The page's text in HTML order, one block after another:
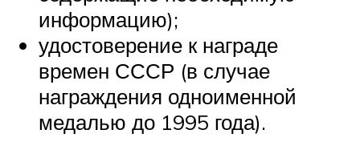
информацию);
удостоверение к награде
времен СССР (в случае
награждения одноименной
медалью до 1995 года).